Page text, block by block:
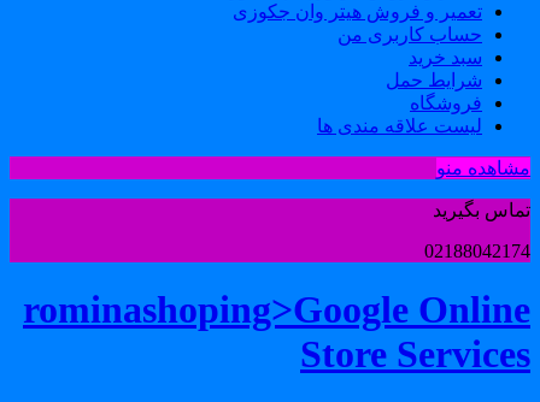
تعمیر و فروش هیتر وان جکوزی
حساب کاربری من
سبد خرید
شرایط حمل
فروشگاه
لیست علاقه مندی ها
منو
بگیرید
rominashoping>Google
Store